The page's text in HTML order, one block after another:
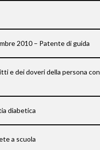
2010 – Patente di guida
e dei doveri della persona con
diabetica
a scuola